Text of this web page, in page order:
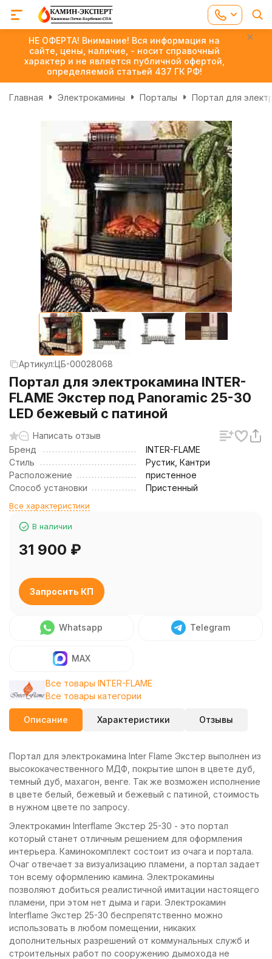
НЕ ОФЕРТА! Внимание! Вся информация на
сайте, цены, наличие, - носит справочный
характер и не является публичной офертой,
определяемой статьей 437 ГК РФ!
Главная Электрокамины Порталы Портал для
Артикул:ЦБ-00028068
Портал для электрокамина INTER-
FLAME Экстер под Panoramic 25-30
LED бежевый с патиной
Написать отзыв
Бренд
INTER-FLAME
Стиль
Рустик, Кантри
Расположение
пристенное
Способ установки
Пристенный
Все характеристики
В наличии
31 900 ₽
Запросить КП
Whatsapp Telegram
MAX
Все товары INTER-FLAME
Все товары категории
Описание Характеристики Отзывы
Портал для электрокамина Inter Flame Экстер выполнен из
высококачественного МДФ, покрытие шпон в цвете дуб,
темный дуб, махагон, венге. Так же возможен исполнение
в цвете белый, бежевый и бежевый с патиной, стоимость
в нужном цвете по запросу.
Электрокамин Interflame Экстер 25-30 - это портал
который станет отличным решением для оформления
интерьера. Каминокомплект состоит из очага и портала.
Очаг отвечает за визуализацию пламени, а портал задает
тон всему оформлению камина. Электрокамины
позволяют добиться реалистичной имитации настоящего
пламени, при этом нет дыма и гари. Электрокамин
Interflame Экстер 25-30 беспрепятственно можно
использовать в любом помещении, никаких
дополнительных разрешений от коммунальных служб и
строительных работ по сооружению дымохода не